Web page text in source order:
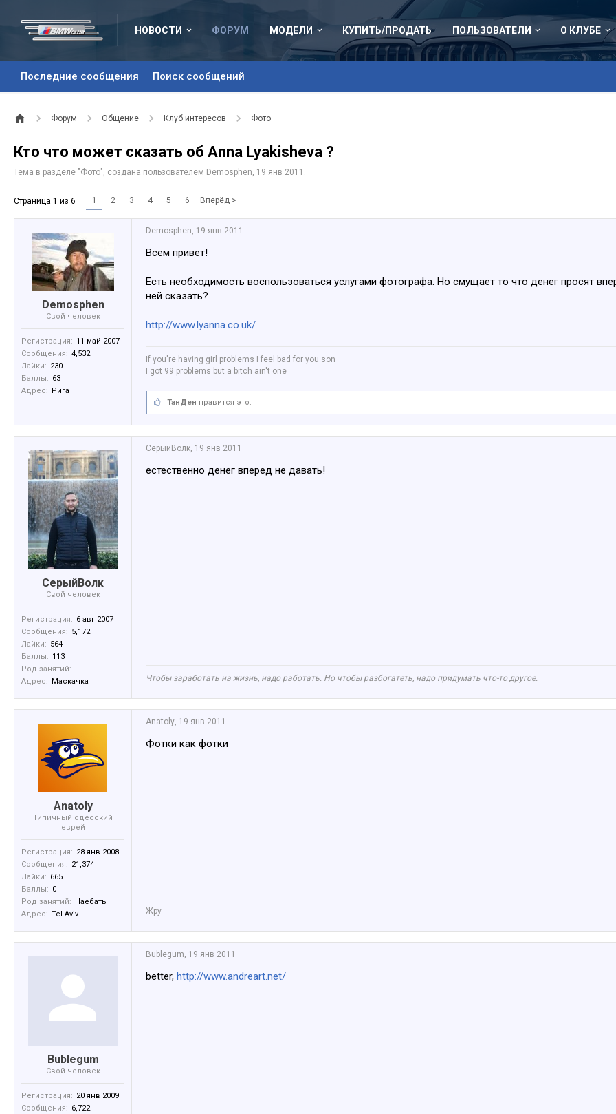
НОВОСТИ ФОРУМ
Последние сообщения Поиск сообщений
МОДЕЛИ КУПИТЬ/ПРОДАТЬ ПОЛЬЗОВАТЕЛИ О КЛУБЕ
Форум Общение Клуб интересов Фото
Кто что может сказать об Anna Lyakisheva ?
Тема в разделе "Фото", создана пользователем Demosphen, 19 янв 2011 .
Страница 1 из 6 1 2 3 4 5 6 Вперёд >
Demosphen
Свой человек
Регистрация: 11 май 2007
Сообщения: 4,532
Лайки: 230
Баллы: 63
Адрес: Рига
Demosphen, 19 янв 2011
Всем привет!
Есть необходимость воспользоваться услугами фотографа. Но смущает то что денег просят
ней сказать?
http://www.lyanna.co.uk/
If you're having girl problems I feel bad for you son
I got 99 problems but a bitch ain't one
ТанДен нравится это.
СерыйВолк
Свой человек
Регистрация: 6 авг 2007
Сообщения: 5,172
Лайки: 564
Баллы: 113
Род занятий: .
Адрес:
Маскачка
СерыйВолк, 19 янв 2011
естественно денег вперед не давать!
Чтобы заработать на жизнь, надо работать. Но чтобы разбогатеть, надо придумать что-то другое.
Anatoly
Типичный одесский
еврей
Регистрация: 28 янв 2008
Сообщения: 21,374
Лайки: 665
Баллы: 0
Род занятий:
Наебать
Адрес: Tel Aviv
Anatoly, 19 янв 2011
Фотки как фотки
Жру
Bublegum
Свой человек
Регистрация: 20 янв 2009
Сообщения: 6,722
Bublegum, 19 янв 2011
better, http://www.andreart.net/